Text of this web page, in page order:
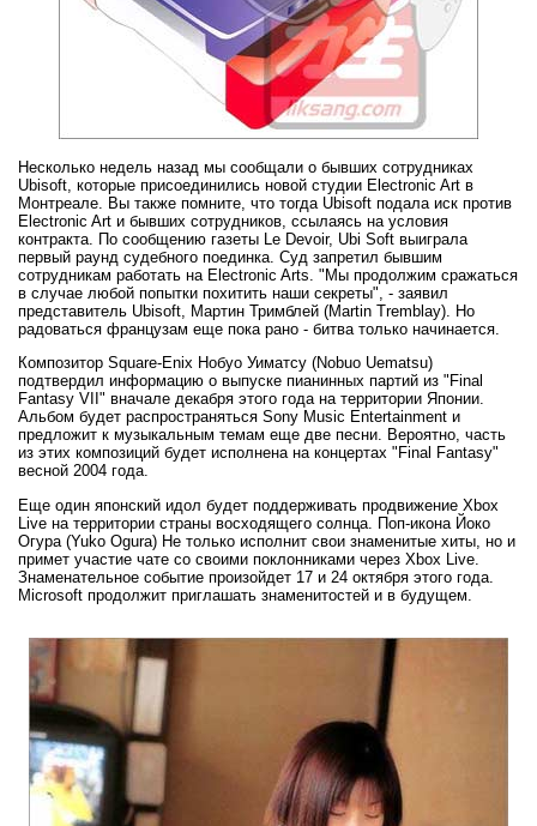
Несколько недель назад мы сообщали о бывших сотрудниках
Ubisoft, которые присоединились новой студии Electronic Art в
Монтреале. Вы также помните, что тогда Ubisoft подала иск против
Electronic Art и бывших сотрудников, ссылаясь на условия
контракта. По сообщению газеты Le Devoir, Ubi Soft выиграла
первый раунд судебного поединка. Суд запретил бывшим
сотрудникам работать на Electronic Arts. "Мы продолжим сражаться
в случае любой попытки похитить наши секреты", - заявил
представитель Ubisoft, Мартин Тримблей (Martin Tremblay). Но
радоваться французам еще пока рано - битва только начинается.
Композитор Square-Enix Нобуо Уиматсу (Nobuo Uematsu)
подтвердил информацию о выпуске пианинных партий из "Final
Fantasy VII" вначале декабря этого года на территории Японии.
Альбом будет распространяться Sony Music Entertainment и
предложит к музыкальным темам еще две песни. Вероятно, часть
из этих композиций будет исполнена на концертах "Final Fantasy"
весной 2004 года.
Еще один японский идол будет поддерживать продвижение Xbox
Live на территории страны восходящего солнца. Поп-икона Йоко
Огура (Yuko Ogura) Не только исполнит свои знаменитые хиты, но и
примет участие чате со своими поклонниками через Xbox Live.
Знаменательное событие произойдет 17 и 24 октября этого года.
Microsoft продолжит приглашать знаменитостей и в будущем.